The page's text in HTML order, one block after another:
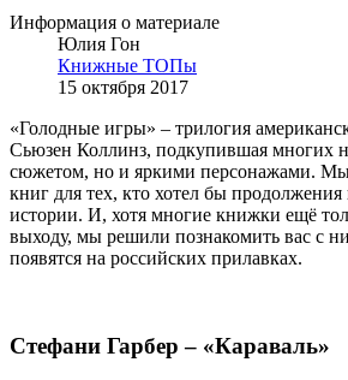
Информация о материале
Юлия Гон
Книжные ТОПы
15 октября 2017
«Голодные игры» – трилогия
Сьюзен Коллинз, подкупившая многих
сюжетом, но и яркими персонажами.
книг для тех, кто хотел бы
истории. И, хотя многие книжки ещё
выходу, мы решили познакомить вас с
появятся на российских прилавках.
Стефани Гарбер – «Караваль»